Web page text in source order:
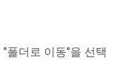
폴더로 이동"을 선택